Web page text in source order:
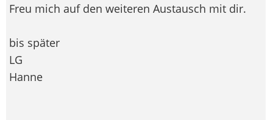
Freu mich auf den weiteren Austausch mit dir.
bis später
LG
Hanne